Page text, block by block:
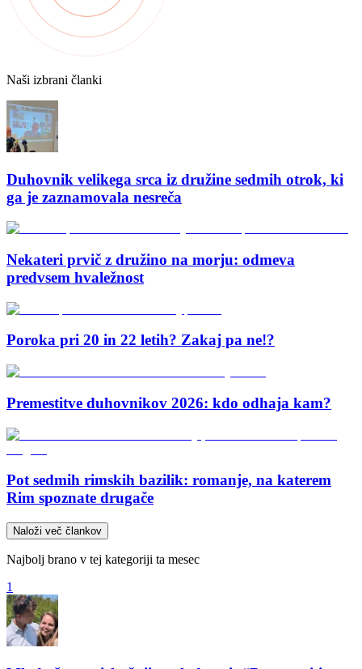
Naši izbrani članki
Duhovnik velikega srca iz družine sedmih otrok, ki
ga je zaznamovala nesreča
Nekateri prvič z družino na morju: odmeva
predvsem hvaležnost
Poroka pri 20 in 22 letih? Zakaj pa ne!?
Premestitve duhovnikov 2026: kdo odhaja kam?
Pot sedmih rimskih bazilik: romanje, na katerem
Rim spoznate drugače
Naloži več člankov
Najbolj brano v tej kategoriji ta mesec
1